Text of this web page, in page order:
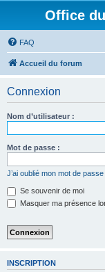
Office
FAQ
Accueil du forum
Connexion
Nom d’utilisateur :
Mot de passe :
J’ai oublié mon mot de passe
Se souvenir de moi
Masquer ma présence
INSCRIPTION